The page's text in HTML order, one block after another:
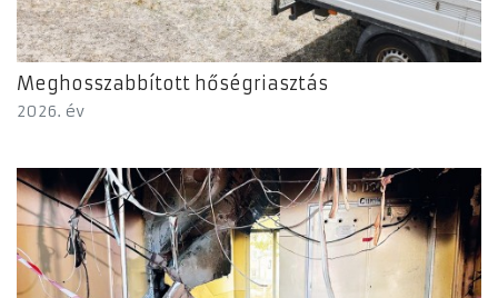
Meghosszabbított hőségriasztás
2026. év